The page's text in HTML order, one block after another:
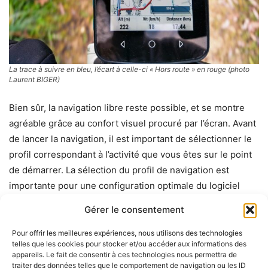
Gérer le consentement
Pour offrir les meilleures expériences, nous utilisons des technologies
telles que les cookies pour stocker et/ou accéder aux informations des
appareils. Le fait de consentir à ces technologies nous permettra de
traiter des données telles que le comportement de navigation ou les ID
La trace à suivre en bleu, l’écart à celle-ci « Hors route » en rouge (photo
Laurent BIGER)
Bien sûr, la navigation libre reste possible, et se montre
agréable grâce au confort visuel procuré par l’écran. Avant
de lancer la navigation, il est important de sélectionner le
profil correspondant à l’activité que vous êtes sur le point
de démarrer. La sélection du profil de navigation est
importante pour une configuration optimale du logiciel
TwoNav en fonction de notre pratique. Partant du fait que
chaque activité a ses propres nécessités, chaque profil est
développé pour répondre à celles-ci (restrictions dans le
calcul de route, visualisation de carte, configuration
d’alarmes automatiques, champs de données affichés,